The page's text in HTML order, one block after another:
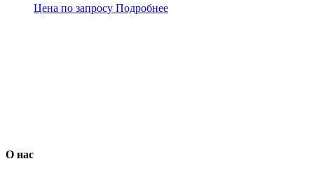
Цена по запросу Подробнее
О нас